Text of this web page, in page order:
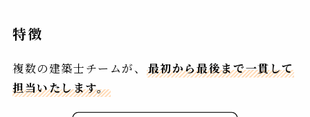
特徴
複数の建築士チームが、 最初から最後まで一貫して
担当いたします。